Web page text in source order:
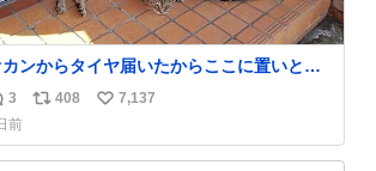
ンからタイヤ届いたからここに置いとい
って写真送られてきたけど明らかに猫が邪
くさそうな顔してて草
3
リ
ス
408
い
ね
7,137
前